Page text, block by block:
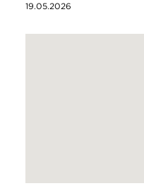
19.05.2026